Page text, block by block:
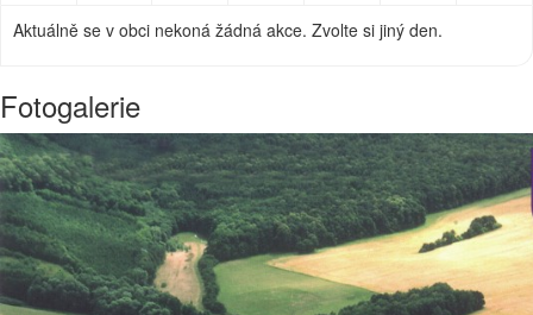
Aktuálně se v obci nekoná žádná akce. Zvolte si jiný den.
Fotogalerie